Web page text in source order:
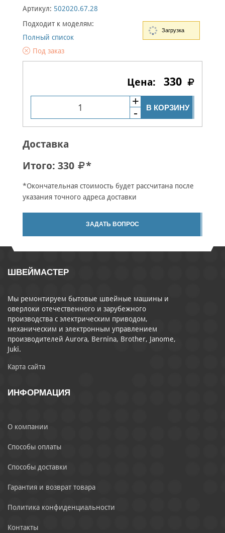
Артикул: 502020.67.28
Подходит к моделям:
Полный список
Под заказ
330
В КОРЗИНУ
Доставка
Итого: 330 *
*Окончательная стоимость будет рассчитана после
указания точного адреса доставки
ЗАДАТЬ ВОПРОС
ШВЕЙМАСТЕР
Мы ремонтируем бытовые швейные машины и
оверлоки отечественного и зарубежного
производства с электрическим приводом,
механическим и электронным управлением
производителей Aurora, Bernina, Brother, Janome,
Juki.
Карта сайта
ИНФОРМАЦИЯ
О компании
Способы оплаты
Способы доставки
Гарантия и возврат товара
Политика конфиденциальности
Контакты
Загрузка